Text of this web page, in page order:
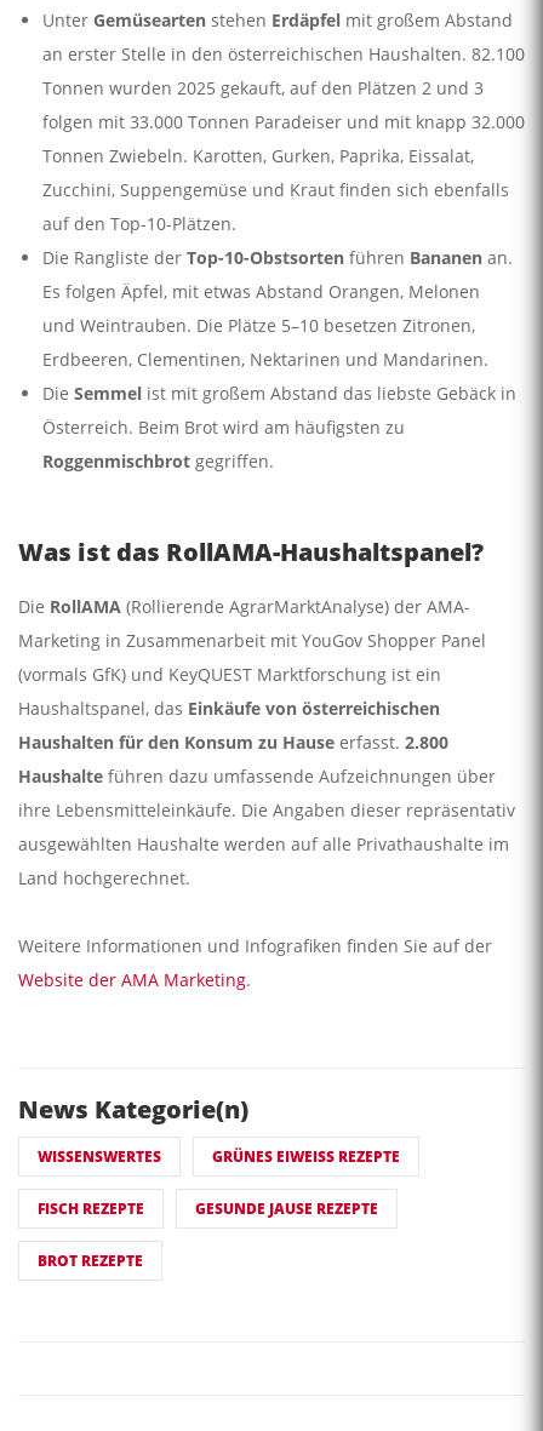
Unter Gemüsearten stehen Erdäpfel mit großem Abstand
an erster Stelle in den österreichischen Haushalten. 82.100
Tonnen wurden 2025 gekauft, auf den Plätzen 2 und 3
folgen mit 33.000 Tonnen Paradeiser und mit knapp 32.000
Tonnen Zwiebeln. Karotten, Gurken, Paprika, Eissalat,
Zucchini, Suppengemüse und Kraut finden sich ebenfalls
auf den Top-10-Plätzen.
Die Rangliste der Top-10-Obstsorten führen Bananen an.
Es folgen Äpfel, mit etwas Abstand Orangen, Melonen
und Weintrauben. Die Plätze 5–10 besetzen Zitronen,
Erdbeeren, Clementinen, Nektarinen und Mandarinen.
Die Semmel ist mit großem Abstand das liebste Gebäck in
Österreich. Beim Brot wird am häufigsten zu
Roggenmischbrot gegriffen.
Was ist das RollAMA-Haushaltspanel?
Die RollAMA (Rollierende AgrarMarktAnalyse) der AMA-
Marketing in Zusammenarbeit mit YouGov Shopper Panel
(vormals GfK) und KeyQUEST Marktforschung ist ein
Haushaltspanel, das Einkäufe von österreichischen
Haushalten für den Konsum zu Hause erfasst. 2.800
Haushalte führen dazu umfassende Aufzeichnungen über
ihre Lebensmitteleinkäufe. Die Angaben dieser repräsentativ
ausgewählten Haushalte werden auf alle Privathaushalte im
Land hochgerechnet.
Weitere Informationen und Infografiken finden Sie auf der
Website der AMA Marketing.
News Kategorie(n)
WISSENSWERTES GRÜNES EIWEISS REZEPTE
FISCH REZEPTE GESUNDE JAUSE REZEPTE
BROT REZEPTE